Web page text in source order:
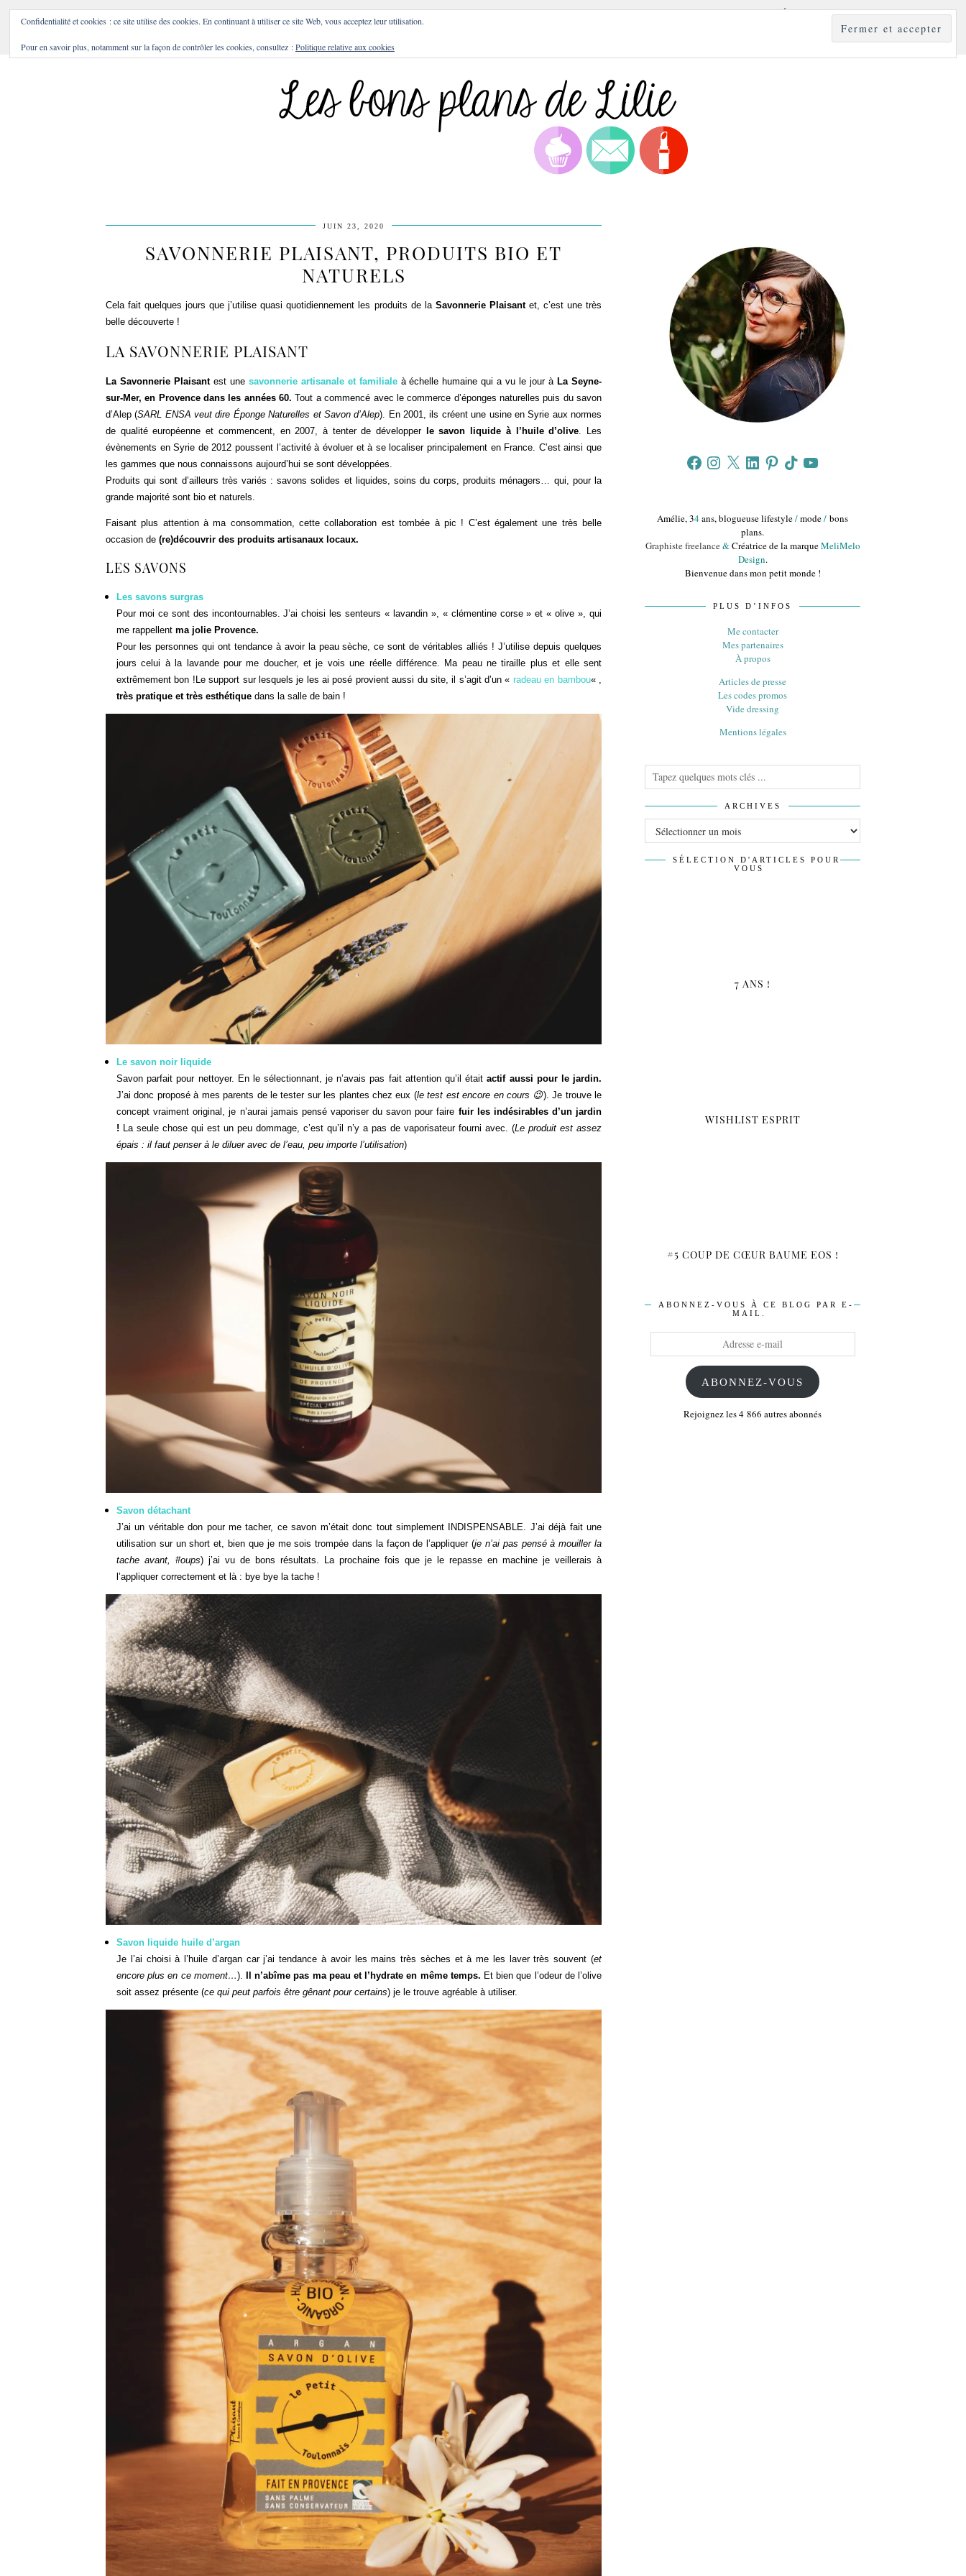
JUIN 23, 2020
SAVONNERIE PLAISANT, PRODUITS BIO ET
NATURELS
Cela fait quelques jours que j’utilise quasi quotidiennement les produits de la Savonnerie Plaisantet, c’est une très
belle découverte !
LA SAVONNERIE PLAISANT
La Savonnerie Plaisantest une savonnerie artisanale et familialeà échelle humaine qui a vu le jour à La Seyne-
sur-Mer, en Provence dans les années 60.Tout a commencé avec le commerce d’éponges naturelles puis du savon
d’Alep (SARL ENSA veut dire Éponge Naturelles et Savon d’Alep). En 2001, ils créent une usine en Syrie aux normes
de qualité européenne et commencent, en 2007, à tenter de développer
le savon liquide à l’huile d’olive . Les
évènements en Syrie de 2012 poussent l’activité à évoluer et à se localiser principalement en France. C’est ainsi que
les gammes que nous connaissons aujourd’hui se sont développées.
Produits qui sont d’ailleurs très variés : savons solides et liquides, soins du corps, produits ménagers… qui, pour la
grande majorité sont bio et naturels.
Faisant plus attention à ma consommation, cette collaboration est tombée à pic ! C’est également une très belle
occasion de (re)découvrir des produits artisanaux locaux.
LES SAVONS
Les savons surgras
Pour moi ce sont des incontournables. J’ai choisi les senteurs « lavandin », « clémentine corse » et « olive », qui
me rappellent ma jolie Provence.
Pour les personnes qui ont tendance à avoir la peau sèche, ce sont de véritables alliés ! J’utilise depuis quelques
jours celui à la lavande pour me doucher, et je vois une réelle différence. Ma peau ne tiraille plus et elle sent
extrêmement bon ! Le support sur lesquels je les ai posé provient aussi du site, il s’agit d’un « radeau en bambou« ,
très pratique et très esthétique dans la salle de bain !
Le savon noir liquide
Savon parfait pour nettoyer. En le sélectionnant, je n’avais pas fait attention qu’il étaitactif aussi pour le jardin.
J’ai donc proposé à mes parents de le tester sur les plantes chez eux (le test est encore en cours 😉). Je trouve le
concept vraiment original, je n’aurai jamais pensé vaporiser du savon pour faire fuir les indésirables d’un jardin
!
La seule chose qui est un peu dommage, c’est qu’il n’y a pas de vaporisateur fourni avec. (Le produit est assez
épais : il faut penser à le diluer avec de l’eau, peu importe l’utilisation)
Savon détachant
J’ai un véritable don pour me tacher, ce savon m’était donc tout simplement INDISPENSABLE. J’ai déjà fait une
utilisation sur un short et, bien que je me sois trompée dans la façon de l’appliquer (je n’ai pas pensé à mouiller la
tache avant, #oups) j’ai vu de bons résultats. La prochaine fois que je le repasse en machine je veillerais à
l’appliquer correctement et là : bye bye la tache !
Savon liquide huile d’argan
Je l’ai choisi à l’huile d’argan car j’ai tendance à avoir les mains très sèches et à me les laver très souvent (et
encore plus en ce moment…). Il n’abîme pas ma peau et l’hydrate en même temps. Et bien que l’odeur de l’olive
soit assez présente (ce qui peut parfois être gênant pour certains) je le trouve agréable à utiliser.
FacebookInstagram
X LinkedInPinterestTikTokYouTube
Amélie, 34ans, blogueuse lifestyle/mode/ bons
plans.
Graphiste freelance&Créatrice de la marqueMeliMelo
Design.
Bienvenue dans mon petit monde !
PLUS D’INFOS
Me contacter
Mes partenaires
À propos
Articles de presse
Les codes promos
Vide dressing
Mentions légales
ARCHIVES
SÉLECTION D'ARTICLES POUR
VOUS
7 ANS !
WISHLIST ESPRIT
#5 COUP DE CŒUR BAUME EOS !
ABONNEZ-VOUS À CE BLOG PAR E-
MAIL.
ABONNEZ-VOUS
Rejoignez les 4 866 autres abonnés
Confidentialité et cookies : ce site utilise des cookies. En continuant à utiliser ce site Web, vous acceptez leur utilisation.
Pour en savoir plus, notamment sur la façon de contrôler les cookies, consultez :Politique relative aux cookies